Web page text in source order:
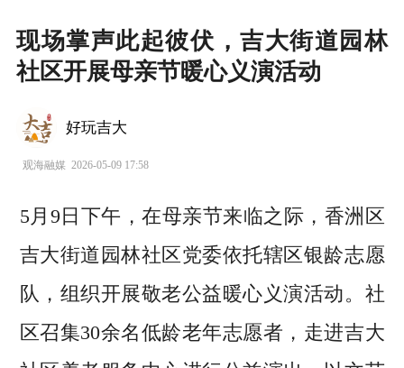
现场掌声此起彼伏，吉大街道园林
社区开展母亲节暖心义演活动
好玩吉大
观海融媒 2026-05-09 17:58
5月9日下午，在母亲节来临之际，香洲区
吉大街道园林社区党委依托辖区银龄志愿
队，组织开展敬老公益暖心义演活动。社
区召集30余名低龄老年志愿者，走进吉大